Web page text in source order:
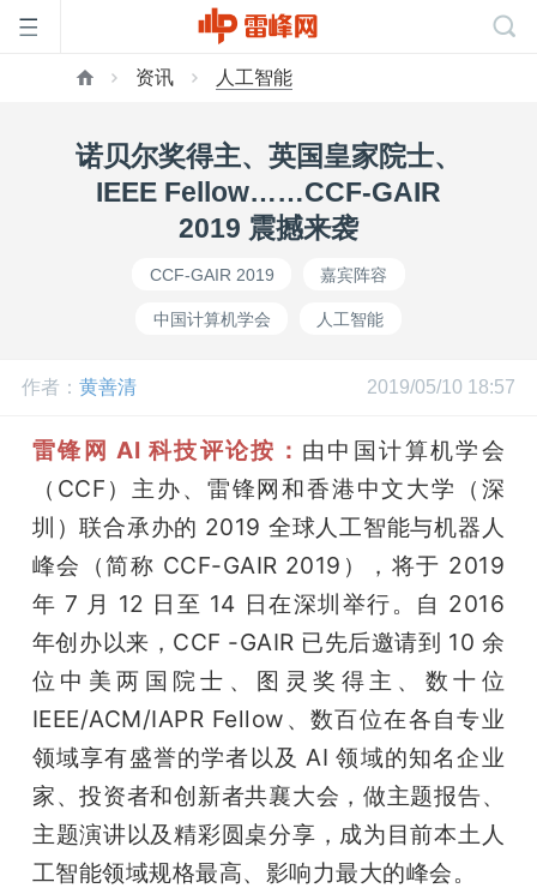
网
公
开
课
活
动
中
资讯 人工智能
诺贝尔奖得主、英国皇家院士、
IEEE Fellow……CCF-GAIR
2019 震撼来袭
CCF-GAIR 2019 嘉宾阵容
中国计算机学会 人工智能
作者： 黄善清 2019/05/10 18:57
雷锋网 AI 科技评论按： 由中国计算机学会
（CCF）主办、雷锋网和香港中文大学（深
圳）联合承办的 2019 全球人工智能与机器人
峰会（简称 CCF-GAIR 2019），将于 2019
年 7 月 12 日至 14 日在深圳举行。自 2016
年创办以来，CCF -GAIR 已先后邀请到 10 余
位中美两国院士、图灵奖得主、数十位
IEEE/ACM/IAPR Fellow、数百位在各自专业
领域享有盛誉的学者以及 AI 领域的知名企业
家、投资者和创新者共襄大会，做主题报告、
主题演讲以及精彩圆桌分享，成为目前本土人
工智能领域规格最高、影响力最大的峰会。